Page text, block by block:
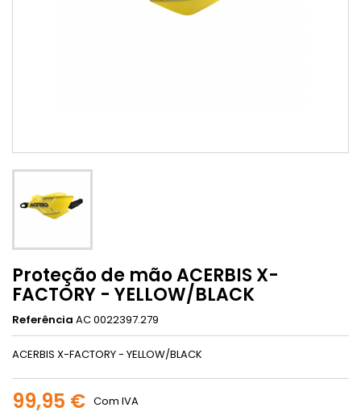
Proteção de mão ACERBIS X-
FACTORY - YELLOW/BLACK
Referência AC 0022397.279
ACERBIS X-FACTORY - YELLOW/BLACK
99,95 € Com IVA